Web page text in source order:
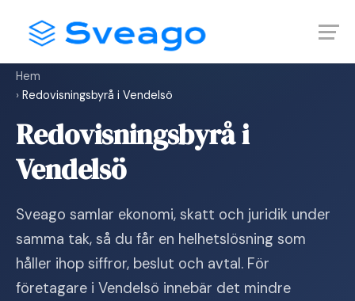
content
Hem
› Redovisningsbyrå i Vendelsö
Redovisningsbyrå i
Vendelsö
Sveago samlar ekonomi, skatt och juridik under
samma tak, så du får en helhetslösning som
håller ihop siffror, beslut och avtal. För
företagare i Vendelsö innebär det mindre